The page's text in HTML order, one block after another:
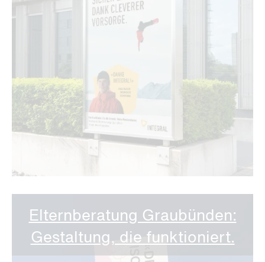
Elternberatung Graubünden:
Gestaltung, die funktioniert.